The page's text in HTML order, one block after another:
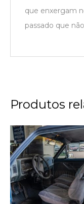
que enxergam
passado que
Produtos